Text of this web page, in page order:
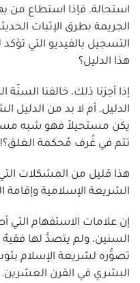
استحالة. فإذا استطاع من
الجريمة بطرق الإثبات
التسجيل بالفيديو التي
هذا الدليل؟
إذا أجزنا ذلك، خالفنا
الدليل. أم لا بد من الدليل
يكن مستحيلاً فهو شبه
تتم في غُرف مُحكمة الغلق؟!
هذا قليل من المشكلات
الشريعة الإسلامية
إن علامات الاستفهام التي
السنين، ولم يتصدَّ لها فقيهٌ
تصوُّره لشريعة الإسلام
البشري في القرن العشرين.